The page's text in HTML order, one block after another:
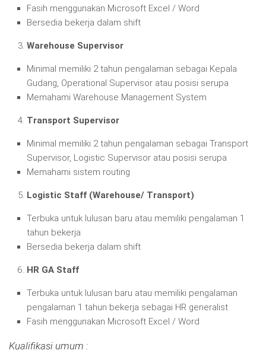
Fasih menggunakan Microsoft Excel / Word
Bersedia bekerja dalam shift
Warehouse Supervisor
Minimal memiliki 2 tahun pengalaman sebagai Kepala
Gudang, Operational Supervisor atau posisi serupa
Memahami Warehouse Management System
Transport Supervisor
Minimal memiliki 2 tahun pengalaman sebagai Transport
Supervisor, Logistic Supervisor atau posisi serupa
Memahami sistem routing
Logistic Staff (Warehouse/ Transport)
Terbuka untuk lulusan baru atau memiliki pengalaman 1
tahun bekerja
Bersedia bekerja dalam shift
HR GA Staff
Terbuka untuk lulusan baru atau memiliki pengalaman
pengalaman 1 tahun bekerja sebagai HR generalist
Fasih menggunakan Microsoft Excel / Word
Kualifikasi umum :